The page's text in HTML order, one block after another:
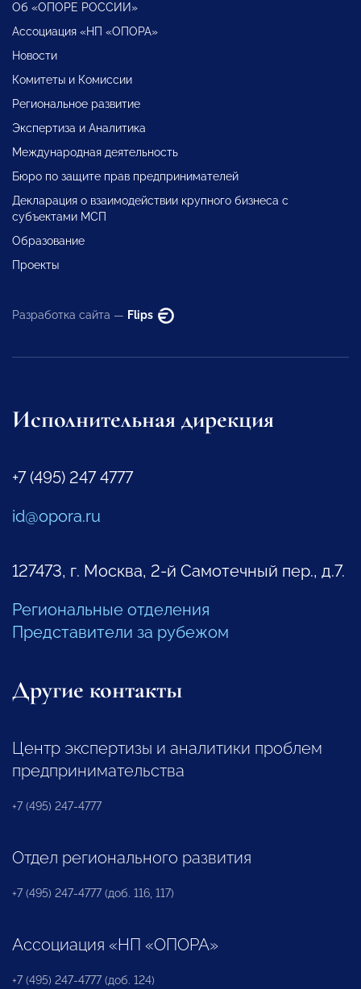
Об «ОПОРЕ РОССИИ»
Ассоциация «НП «ОПОРА»
Новости
Комитеты и Комиссии
Региональное развитие
Экспертиза и Аналитика
Международная деятельность
Бюро по защите прав предпринимателей
Декларация о взаимодействии крупного бизнеса с
субъектами МСП
Образование
Проекты
Разработка сайта — Flips
Исполнительная дирекция
+7 (495) 247 4777
id@opora.ru
127473, г. Москва, 2-й Самотечный пер., д.7.
Региональные отделения
Представители за рубежом
Другие контакты
Центр экспертизы и аналитики проблем
предпринимательства
+7 (495) 247-4777
Отдел регионального развития
+7 (495) 247-4777 (доб. 116, 117)
Ассоциация «НП «ОПОРА»
+7 (495) 247-4777 (доб. 124)